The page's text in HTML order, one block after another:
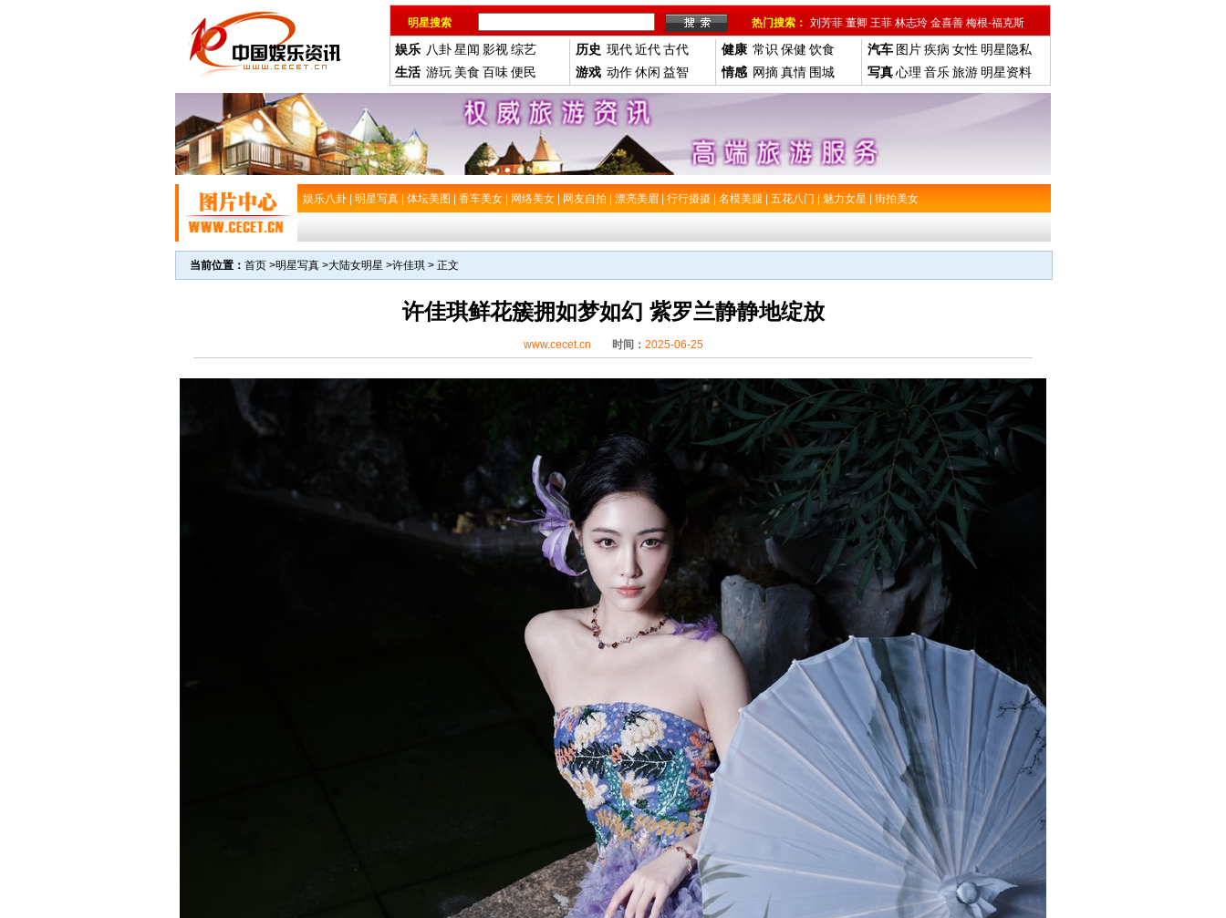
明星搜索 热门搜索： 刘芳菲 董卿 王菲 林志玲 金喜善 梅根-福克斯
娱乐 八卦星闻 影视综艺
生活 游玩 美食 百味便民
历史 现代近代古代
游戏 动作休闲 益智
健康 常识 保健 饮食
情感 网摘真情 围城
汽车 图片疾病 女性 明星隐私
写真心理 音乐旅游 明星资料
娱乐八卦 明星写真 体坛美图 香车美女 网络美女 网友自拍 漂亮美眉 行行摄摄 名模美腿 五花八门 魅力女星 街拍美女
当前位置： 首页 >明星写真 >大陆女明星 >许佳琪 > 正文
许佳琪鲜花簇拥如梦如幻 紫罗兰静静地绽放
www.cecet.cn 时间： 2025-06-25